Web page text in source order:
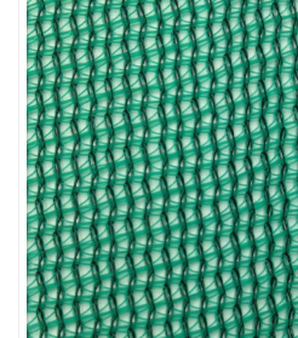
LƯỚI CHẮN
LƯỚI HÀNG RÀO